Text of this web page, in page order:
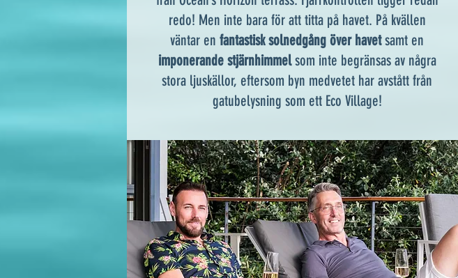
redo! Men inte bara för att titta på havet. På kvällen
väntar en fantastisk solnedgång över havetsamt en
imponerande stjärnhimmelsom inte begränsas av några
stora ljuskällor, eftersom byn medvetet har avstått från
gatubelysning som ett Eco Village!